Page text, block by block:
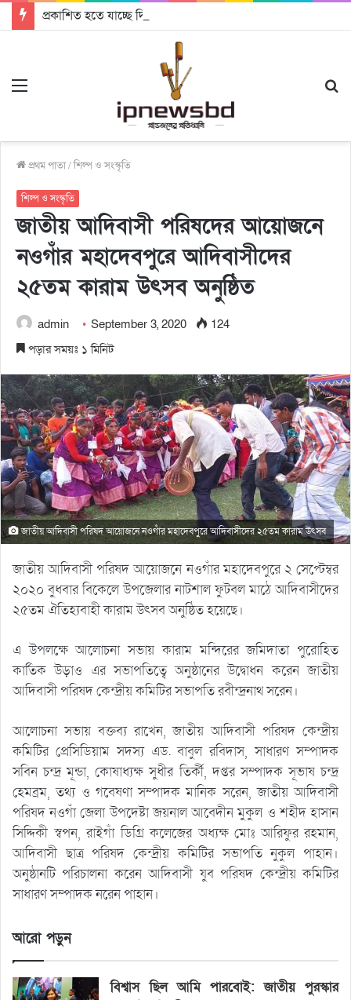
প্রকাশিত হতে যাচ্ছে দি রাবুগার নতুন গান ‘Baljanggi’
প্রথম পাতা/শিল্প ও সংস্কৃতি
শিল্প ও সংস্কৃতি
জাতীয় আদিবাসী পরিষদের আয়োজনে
নওগাঁর মহাদেবপুরে আদিবাসীদের
২৫তম কারাম উৎসব অনুষ্ঠিত
admin September 3, 2020
124
পড়ার সময়ঃ ১ মিনিট
জাতীয় আদিবাসী পরিষদ আয়োজনে নওগাঁর মহাদেবপুরে আদিবাসীদের ২৫তম কারাম উৎসব
জাতীয় আদিবাসী পরিষদ আয়োজনে নওগাঁর মহাদেবপুরে ২ সেপ্টেম্বর
২০২০ বুধবার বিকেলে উপজেলার নাটশাল ফুটবল মাঠে আদিবাসীদের
২৫তম ঐতিহ্যবাহী কারাম উৎসব অনুষ্ঠিত হয়েছে।
এ উপলক্ষে আলোচনা সভায় কারাম মন্দিরের জমিদাতা পুরোহিত
কার্তিক উড়াও এর সভাপতিত্বে অনুষ্ঠানের উদ্বোধন করেন জাতীয়
আদিবাসী পরিষদ কেন্দ্রীয় কমিটির সভাপতি রবীন্দ্রনাথ সরেন।
আলোচনা সভায় বক্তব্য রাখেন, জাতীয় আদিবাসী পরিষদ কেন্দ্রীয়
কমিটির প্রেসিডিয়াম সদস্য এড. বাবুল রবিদাস, সাধারণ সম্পাদক
সবিন চন্দ্র মূন্ডা, কোষাধ্যক্ষ সুধীর তির্কী, দপ্তর সম্পাদক সূভাষ চন্দ্র
হেমব্রম, তথ্য ও গবেষণা সম্পাদক মানিক সরেন, জাতীয় আদিবাসী
পরিষদ নওগাঁ জেলা উপদেষ্টা জয়নাল আবেদীন মুকুল ও শহীদ হাসান
সিদ্দিকী স্বপন, রাইগাঁ ডিগ্রি কলেজের অধ্যক্ষ মোঃ আরিফুর রহমান,
আদিবাসী ছাত্র পরিষদ কেন্দ্রীয় কমিটির সভাপতি নুকুল পাহান।
অনুষ্ঠানটি পরিচালনা করেন আদিবাসী যুব পরিষদ কেন্দ্রীয় কমিটির
সাধারণ সম্পাদক নরেন পাহান।
আরো পড়ুন
বিশ্বাস ছিল আমি পারবোই: জাতীয় পুরস্কার